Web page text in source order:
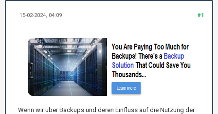
#1
15-02-2024, 04:09
Wenn wir über Backups und deren Einfluss auf die Nutzung der